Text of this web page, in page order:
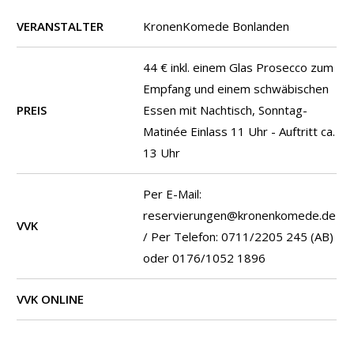
VERANSTALTER KronenKomede Bonlanden
PREIS
44 € inkl. einem Glas Prosecco zum
Empfang und einem schwäbischen
Essen mit Nachtisch, Sonntag-
Matinée Einlass 11 Uhr - Auftritt ca.
13 Uhr
VVK
Per E-Mail:
reservierungen@kronenkomede.de
/ Per Telefon: 0711/2205 245 (AB)
oder 0176/1052 1896
VVK ONLINE